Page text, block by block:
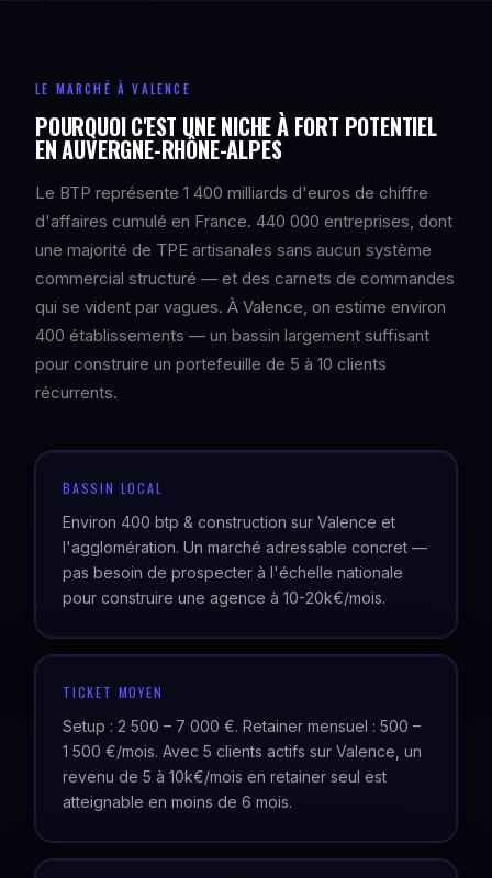
LE MARCHÉ À VALENCE
POURQUOI C'EST UNE NICHE À FORT POTENTIEL
EN AUVERGNE-RHÔNE-ALPES
Le BTP représente 1 400 milliards d'euros de chiffre
d'affaires cumulé en France. 440 000 entreprises, dont
une majorité de TPE artisanales sans aucun système
commercial structuré — et des carnets de commandes
qui se vident par vagues. À Valence, on estime environ
400 établissements — un bassin largement suffisant
pour construire un portefeuille de 5 à 10 clients
récurrents.
BASSIN LOCAL
Environ 400 btp & construction sur Valence et
l'agglomération. Un marché adressable concret —
pas besoin de prospecter à l'échelle nationale
pour construire une agence à 10-20k€/mois.
TICKET MOYEN
Setup : 2 500 – 7 000 €. Retainer mensuel : 500 –
1 500 €/mois. Avec 5 clients actifs sur Valence, un
revenu de 5 à 10k€/mois en retainer seul est
atteignable en moins de 6 mois.